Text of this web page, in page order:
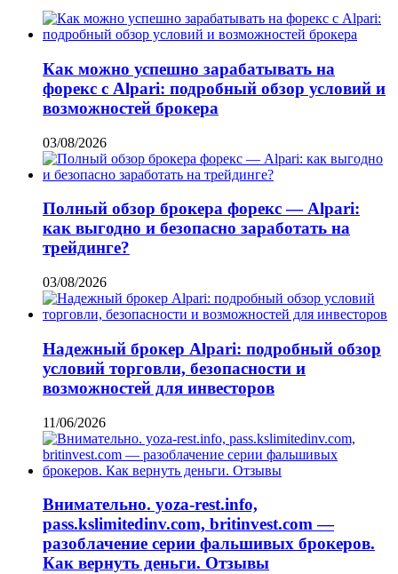
Как можно успешно зарабатывать на
форекс с Alpari: подробный обзор условий и
возможностей брокера
03/08/2026
Полный обзор брокера форекс — Alpari:
как выгодно и безопасно заработать на
трейдинге?
03/08/2026
Надежный брокер Alpari: подробный обзор
условий торговли, безопасности и
возможностей для инвесторов
11/06/2026
Внимательно. yoza-rest.info,
pass.kslimitedinv.com, britinvest.com —
разоблачение серии фальшивых брокеров.
Как вернуть деньги. Отзывы